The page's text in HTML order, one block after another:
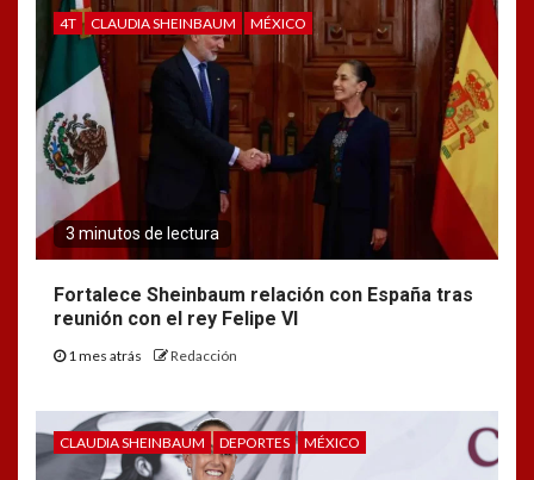
4T CLAUDIA SHEINBAUM MÉXICO
3 minutos de lectura
Fortalece Sheinbaum relación con España tras
reunión con el rey Felipe VI
1 mes atrás Redacción
CLAUDIA SHEINBAUM DEPORTES MÉXICO